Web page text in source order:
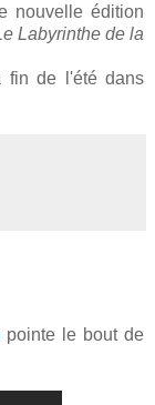
nouvelle édition
Labyrinthe de la
fin de l'été dans
pointe le bout de